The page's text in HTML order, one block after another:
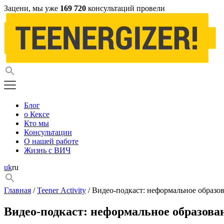
Зацени, мы уже 169 720 консультаций провели
Блог
о Кексе
Кто мы
Консультации
О нашей работе
Жизнь с ВИЧ
ukru
Главная /Teener Activity / Видео-подкаст: неформальное
Видео-подкаст: неформальное